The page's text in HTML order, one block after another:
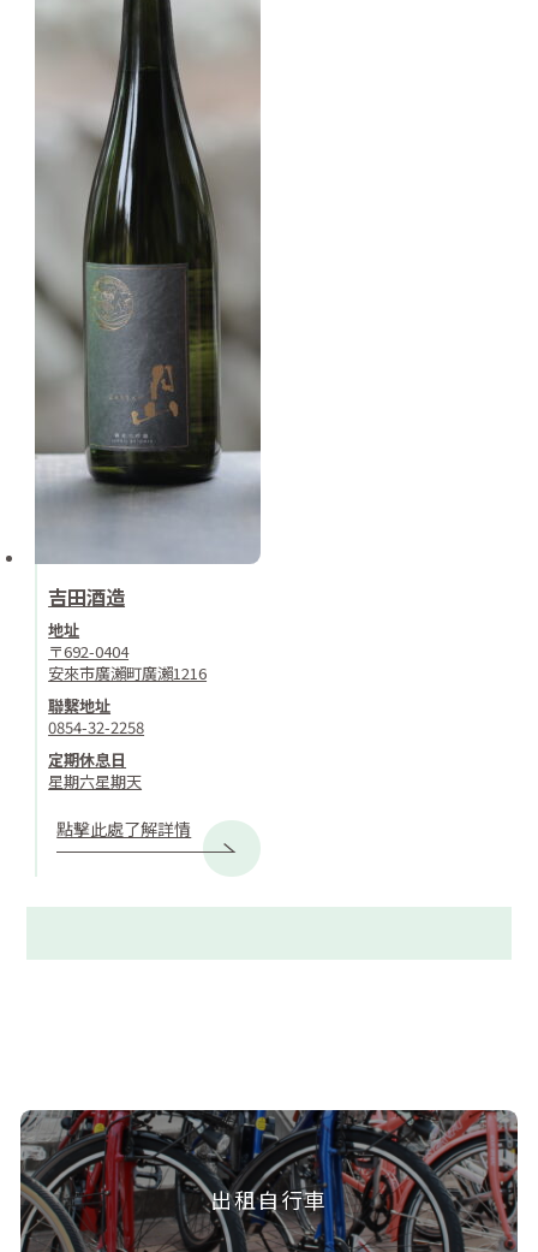
吉田酒造
地址
〒692-0404
安來市廣瀨町廣瀨1216
聯繫地址
0854-32-2258
定期休息日
星期六星期天
點擊此處了解詳情
出租自行車